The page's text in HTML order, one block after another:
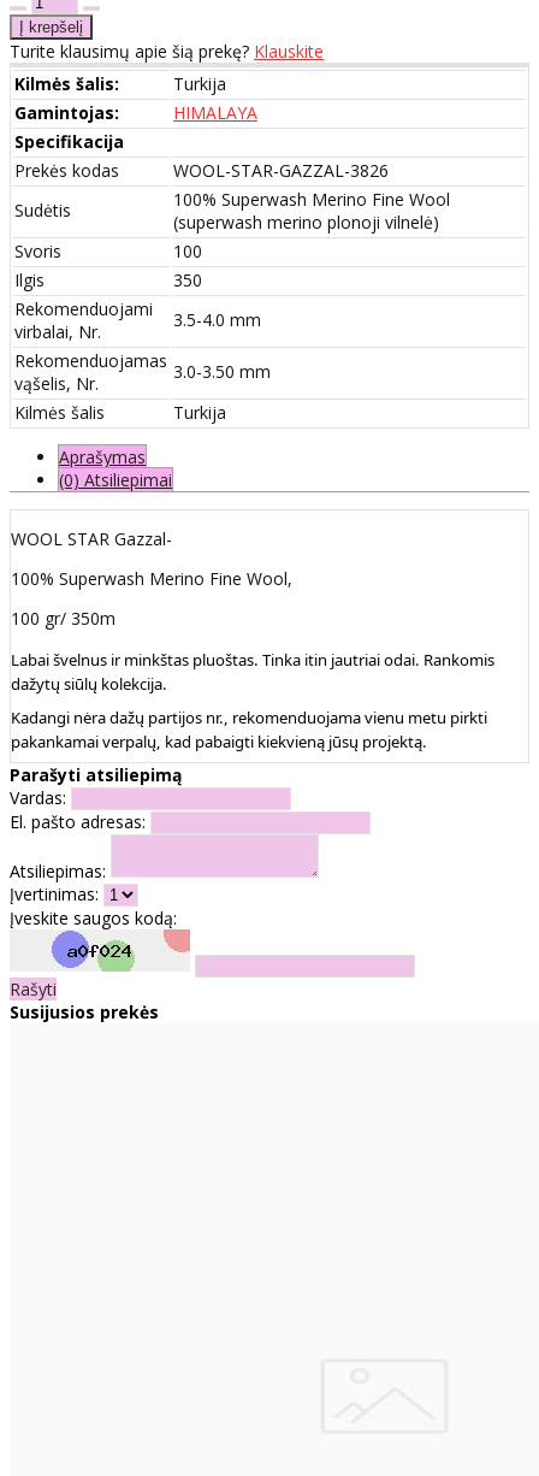
Turite klausimų apie šią prekę? Klauskite
Kilmės šalis:
Turkija
Gamintojas:
HIMALAYA
Specifikacija
Prekės kodas
WOOL-STAR-GAZZAL-3826
Sudėtis
100% Superwash Merino Fine Wool
(superwash merino plonoji vilnelė)
Svoris
100
Ilgis
350
Rekomenduojami
virbalai, Nr.
3.5-4.0 mm
Rekomenduojamas
vąšelis, Nr.
3.0-3.50 mm
Kilmės šalis
Turkija
Aprašymas
(0) Atsiliepimai
WOOL STAR Gazzal-
100% Superwash Merino Fine Wool,
100 gr/ 350m
Labai švelnus ir minkštas pluoštas. Tinka itin jautriai odai. Rankomis
dažytų siūlų kolekcija.
Kadangi nėra dažų partijos nr., rekomenduojama vienu metu pirkti
pakankamai verpalų, kad pabaigti kiekvieną jūsų projektą.
Parašyti atsiliepimą
Vardas:
El. pašto adresas:
Atsiliepimas:
Įvertinimas:
Įveskite saugos kodą:
Rašyti
Susijusios prekės